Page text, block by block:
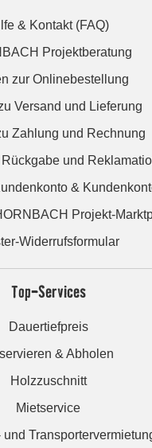
& Kontakt (FAQ)
Projektberatung
zur Onlinebestellung
Versand und Lieferung
Zahlung und Rechnung
und
&
Projekt-
Widerrufsformular
Top-Services
Dauertiefpreis
& Abholen
Holzzuschnitt
Mietservice